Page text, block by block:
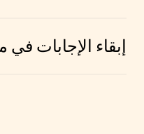
إبقاء الإجابات في